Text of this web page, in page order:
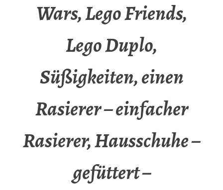
Wars, Lego Friends,
Lego Duplo,
Süßigkeiten, einen
Rasierer – einfacher
Rasierer, Hausschuhe –
gefüttert –